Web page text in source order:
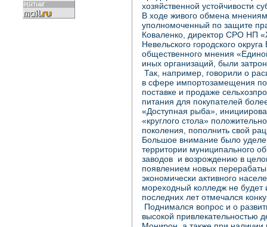
хозяйственной устойчивости
В ходе живого обмена
уполномоченный по защите
Коваленко, директор СРО НП
Невельского городского
общественного мнения
иных организаций, были
Так, например, говорили о
в сфере импортозамещения
поставке и продаже
питания для покупателей
«Доступная рыба»,
«круглого стола»
поколения, пополнить свой
Большое внимание было
территории муниципального
заводов и возрождению в
появлением новых
экономически активного
мореходный колледж не будет
последних лет отмечался
Поднимался вопрос и о
высокой привлекательностью